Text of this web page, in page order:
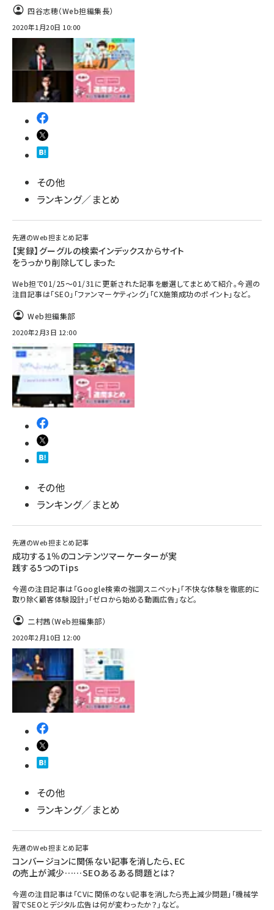
四谷志穂（Web担編集長）
2020年1月20日 10:00
その他
ランキング／まとめ
先週のWeb担まとめ記事
【実録】グーグルの検索インデックスからサイト
をうっかり削除してしまった
Web担で01/25～01/31に更新された記事を厳選してまとめて紹介。今週の
注目記事は「SEO」「ファンマーケティング」「CX施策成功のポイント」など。
Web担編集部
2020年2月3日 12:00
その他
ランキング／まとめ
先週のWeb担まとめ記事
成功する1％のコンテンツマーケーターが実
践する5つのTips
今週の注目記事は「Google検索の強調スニペット」「不快な体験を徹底的に
取り除く顧客体験設計」「ゼロから始める動画広告」など。
二村茜（Web担編集部）
2020年2月10日 12:00
その他
ランキング／まとめ
先週のWeb担まとめ記事
コンバージョンに関係ない記事を消したら、EC
の売上が減少……SEOあるある問題とは？
今週の注目記事は「CVに関係のない記事を消したら売上減少問題」「機械学
習でSEOとデジタル広告は何が変わったか？」など。